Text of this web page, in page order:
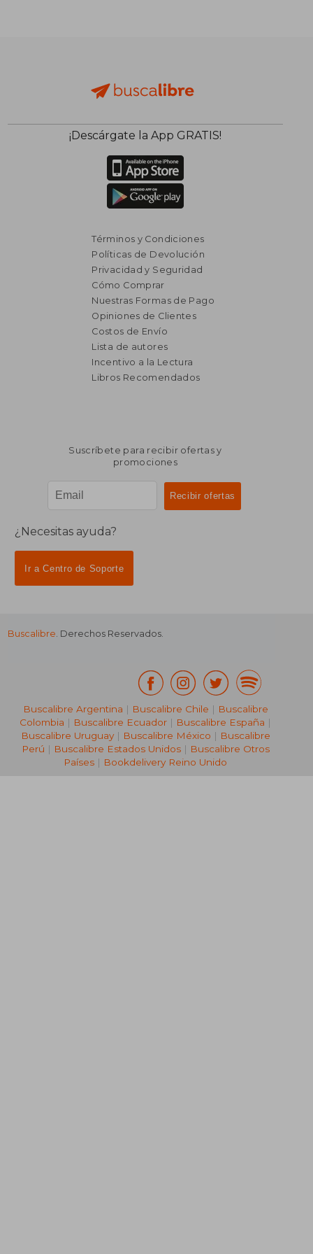
$ 4.024
$ 2.414
¡Descárgate la App GRATIS!
Términos y Condiciones
Políticas de Devolución
Privacidad y Seguridad
Cómo Comprar
Nuestras Formas de Pago
Opiniones de Clientes
Costos de Envío
Lista de autores
Incentivo a la Lectura
Libros Recomendados
Suscríbete para recibir ofertas y
promociones
¿Necesitas ayuda?
Ir a Centro de Soporte
Buscalibre. Derechos Reservados.
Buscalibre Argentina | Buscalibre Chile | Buscalibre
Colombia | Buscalibre Ecuador | Buscalibre España |
Buscalibre Uruguay| Buscalibre México | Buscalibre
Perú | Buscalibre Estados Unidos| Buscalibre Otros
Países | Bookdelivery Reino Unido